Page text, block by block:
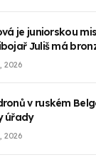
je juniorskou
Juliš má
2026
v ruském
úřady
2026